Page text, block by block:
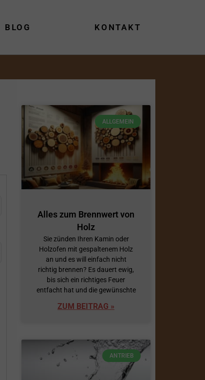
BLOG KONTAKT
ALLGEMEIN
Alles zum Brennwert von
Holz
Sie zünden Ihren Kamin oder
Holzofen mit gespaltenem Holz
an und es will einfach nicht
richtig brennen? Es dauert ewig,
bis sich ein richtiges Feuer
entfacht hat und die gewünschte
ZUM BEITRAG »
ANTRIEB